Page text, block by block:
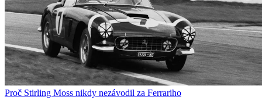
Proč Stirling Moss nikdy nezávodil za Ferrariho